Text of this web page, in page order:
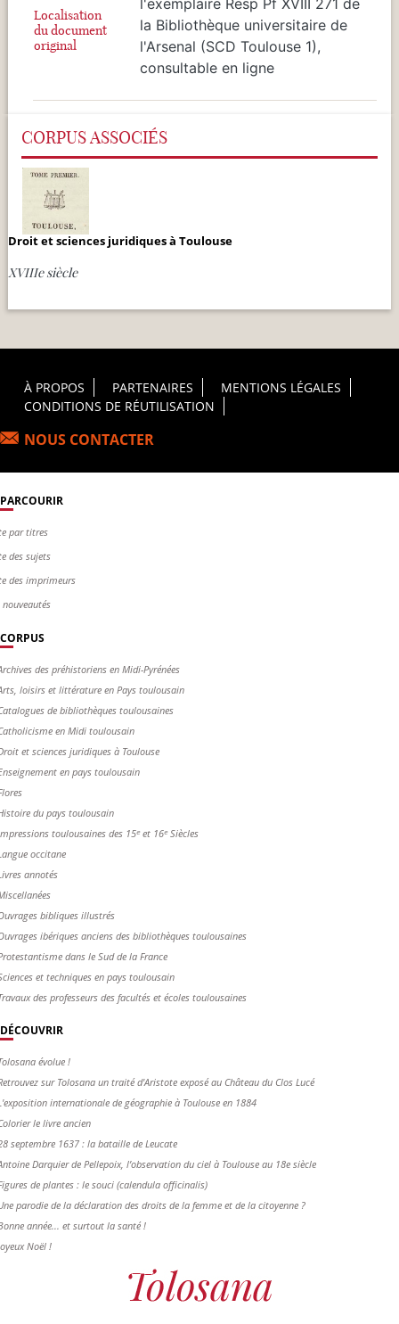
Localisation
du document
original
la Bibliothèque universitaire de
l'Arsenal (SCD Toulouse 1),
consultable en ligne
CORPUS ASSOCIÉS
Droit et sciences juridiques à Toulouse
XVIIIe siècle
Footer Principal
À PROPOS PARTENAIRES
MENTIONS LÉGALES
CONDITIONS DE RÉUTILISATION
NOUS CONTACTER
PARCOURIR
par titres
des sujets
des imprimeurs
nouveautés
CORPUS
des préhistoriens en Midi-Pyrénées
loisirs et littérature en Pays toulousain
de bibliothèques toulousaines
en Midi toulousain
et sciences juridiques à Toulouse
en pays toulousain
du pays toulousain
toulousaines des 15ᵉ et 16ᵉ Siècles
occitane
annotés
bibliques illustrés
ibériques anciens des bibliothèques toulousaines
dans le Sud de la France
et techniques en pays toulousain
des professeurs des facultés et écoles toulousaines
DÉCOUVRIR
évolue !
sur Tolosana un traité d'Aristote exposé au Château du Clos Lucé
internationale de géographie à Toulouse en 1884
le livre ancien
septembre 1637 : la bataille de Leucate
Darquier de Pellepoix, l’observation du ciel à Toulouse au 18e siècle
de plantes : le souci (calendula officinalis)
parodie de la déclaration des droits de la femme et de la citoyenne ?
année... et surtout la santé !
Noël !